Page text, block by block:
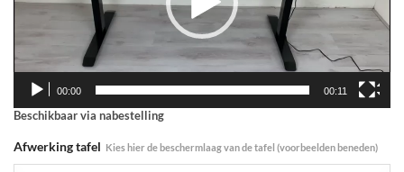
00:00 00:11
Beschikbaar via nabestelling
Afwerking tafel Kies hier de beschermlaag van de tafel (voorbeelden beneden)